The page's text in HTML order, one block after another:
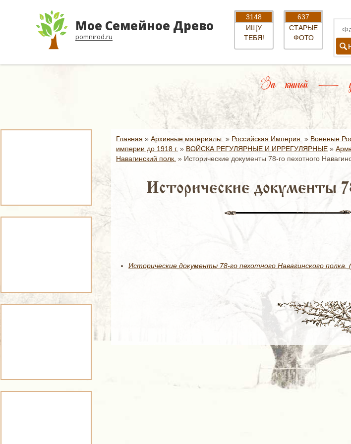
Мое Семейное Древо
pomnirod.ru
3148
ИЩУ
ТЕБЯ!
637
СТАРЫЕ
ФОТО
За книгой —
Главная » Архивные материалы. » Российская Империя. » Военные
империи до 1918 г. » ВОЙСКА РЕГУЛЯРНЫЕ И ИРРЕГУЛЯРНЫЕ »
Навагинский полк. » Исторические документы 78-го пехотного
Исторические документы
Исторические документы 78-го пехотного Навагинского полка.